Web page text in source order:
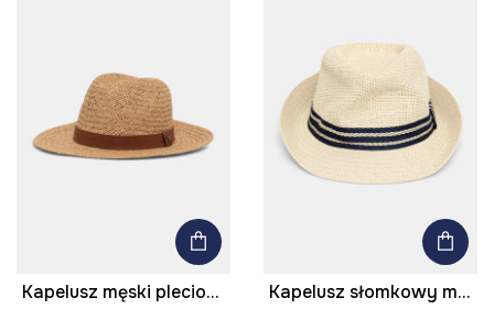
Kapelusz męski pleciony handmade
Kapelusz słomkowy męski pleciony